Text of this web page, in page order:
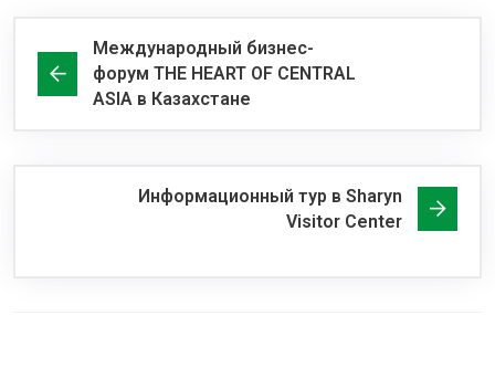
Международный бизнес-
форум THE HEART OF CENTRAL
ASIA в Казахстане
Информационный тур в Sharyn
Visitor Center